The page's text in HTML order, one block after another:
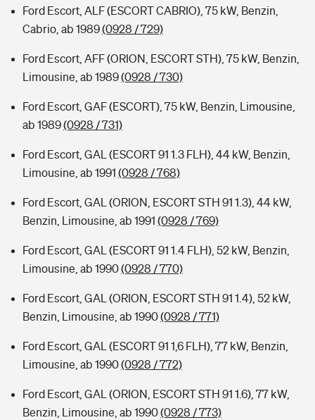
Ford Escort, ALF (ESCORT CABRIO), 75 kW, Benzin,
Cabrio, ab 1989(0928 / 729)
Ford Escort, AFF (ORION, ESCORT STH), 75 kW, Benzin,
Limousine, ab 1989(0928 / 730)
Ford Escort, GAF (ESCORT), 75 kW, Benzin, Limousine,
ab 1989(0928 / 731)
Ford Escort, GAL (ESCORT 91 1.3 FLH), 44 kW, Benzin,
Limousine, ab 1991 (0928 / 768)
Ford Escort, GAL (ORION, ESCORT STH 91 1.3), 44 kW,
Benzin, Limousine, ab 1991 (0928 / 769)
Ford Escort, GAL (ESCORT 91 1.4 FLH), 52 kW, Benzin,
Limousine, ab 1990(0928 / 770)
Ford Escort, GAL (ORION, ESCORT STH 91 1.4), 52 kW,
Benzin, Limousine, ab 1990(0928 / 771)
Ford Escort, GAL (ESCORT 91 1,6 FLH), 77 kW, Benzin,
Limousine, ab 1990(0928 / 772)
Ford Escort, GAL (ORION, ESCORT STH 91 1.6), 77 kW,
Benzin, Limousine, ab 1990(0928 / 773)